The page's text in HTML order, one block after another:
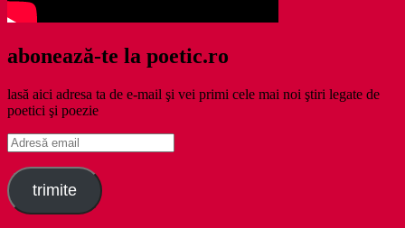
abonează-te la poetic.ro
lasă aici adresa ta de e-mail şi vei primi cele mai noi ştiri legate de
poetici şi poezie
Adresă
email
trimite